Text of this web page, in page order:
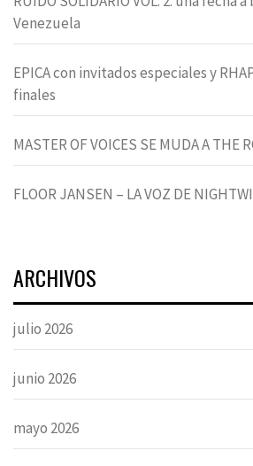
Venezuela
EPICA con invitados especiales y
finales
MASTER OF VOICES SE MUDA A THE
FLOOR JANSEN – LA VOZ DE
ARCHIVOS
julio 2026
junio 2026
mayo 2026